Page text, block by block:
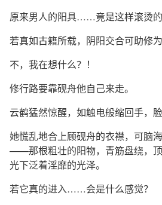
原来男人的阳具……竟是这样滚烫的
若真如古籍所载，阴阳交合可助
不，我在想什么？！
修行路要靠砚舟他自己来走。
云鹤猛然惊醒，如触电般缩回手，脸
她慌乱地合上顾砚舟的衣襟，可脑
——那根粗壮的阳物，青筋盘绕，
光下泛着淫靡的光泽。
若它真的进入……会是什么感觉？